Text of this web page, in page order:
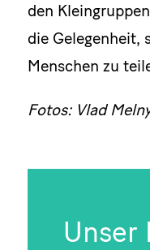
den
die Gelegenheit,
Menschen zu
Fotos: Vlad
Unser